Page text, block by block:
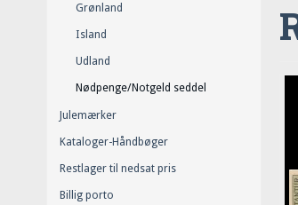
Grønland
Island
Udland
Nødpenge/Notgeld seddel
Julemærker
Kataloger-Håndbøger
Restlager til nedsat pris
Billig porto